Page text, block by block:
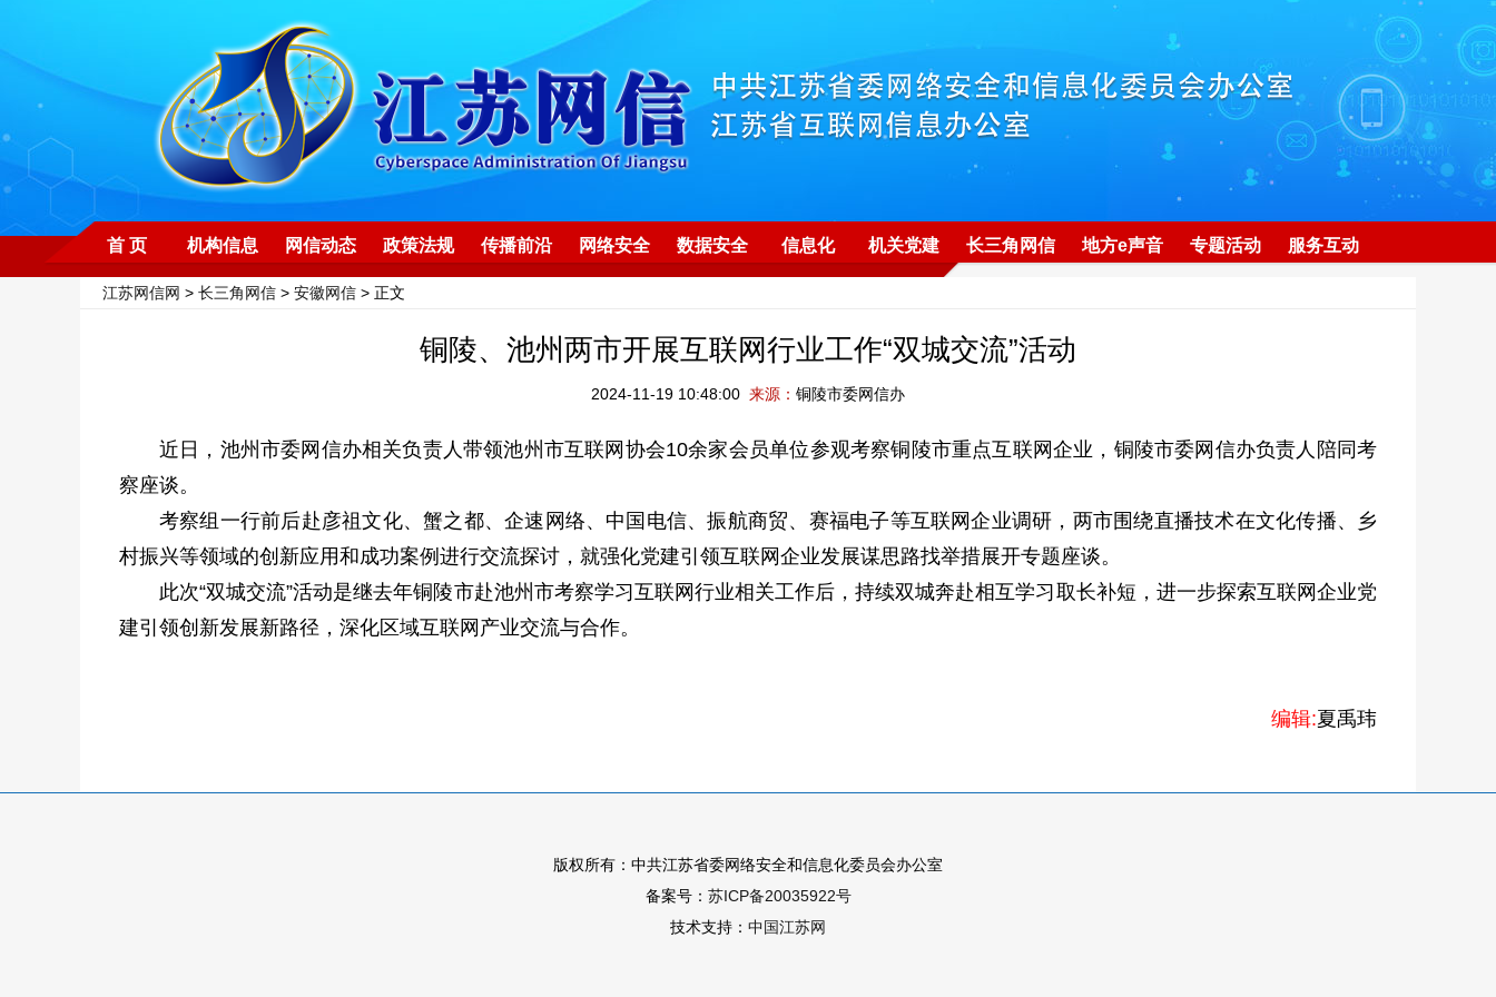
首 页 机构信息 网信动态 政策法规 传播前沿 网络安全 数据安全 信息化 机关党建 长三角网信 地方e声音 专题活动 服务互动
江苏网信网 > 长三角网信 > 安徽网信 > 正文
铜陵、池州两市开展互联网行业工作“双城交流”活动
2024-11-19 10:48:00 来源： 铜陵市委网信办
近日，池州市委网信办相关负责人带领池州市互联网协会10余家会员单位参观考察铜陵市重点互联网企业，铜陵市委网信办负责人陪同考
察座谈。
考察组一行前后赴彦祖文化、蟹之都、企速网络、中国电信、振航商贸、赛福电子等互联网企业调研，两市围绕直播技术在文化传播、乡
村振兴等领域的创新应用和成功案例进行交流探讨，就强化党建引领互联网企业发展谋思路找举措展开专题座谈。
此次“双城交流”活动是继去年铜陵市赴池州市考察学习互联网行业相关工作后，持续双城奔赴相互学习取长补短，进一步探索互联网企业党
建引领创新发展新路径，深化区域互联网产业交流与合作。
编辑:夏禹玮
版权所有：中共江苏省委网络安全和信息化委员会办公室
备案号： 苏ICP备20035922号
技术支持： 中国江苏网